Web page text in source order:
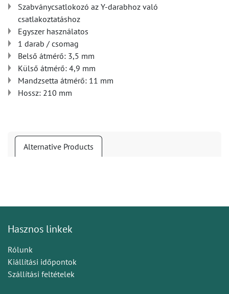
Szabványcsatlokozó az Y-darabhoz való
csatlakoztatáshoz
Egyszer használatos
1 darab / csomag
Belső átmérő: 3,5 mm
Külső átmérő: 4,9 mm
Mandzsetta átmérő: 11 mm
Hossz: 210 mm
Alternative Products
Hasznos linkek
Rólunk
Kiállítási időpontok
Szállítási feltételek